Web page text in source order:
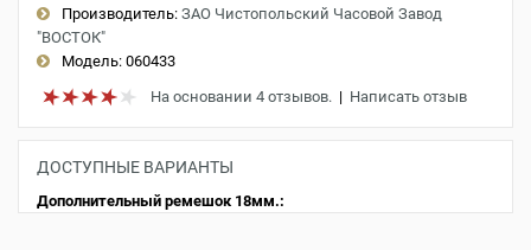
Производитель: ЗАО Чистопольский Часовой Завод
"ВОСТОК"
Модель: 060433
На основании 4 отзывов. | Написать отзыв
ДОСТУПНЫЕ ВАРИАНТЫ
Дополнительный ремешок 18мм.: